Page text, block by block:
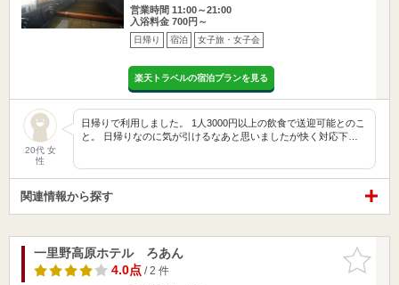
営業時間 11:00～21:00
入浴料金 700円～
日帰り 宿泊 女子旅・女子会
楽天トラベルの宿泊プランを見る
20代 女
性
日帰りで利用しました。 1人3000円以上の飲食で送迎可能とのこ
と。 日帰りなのに気が引けるなあと思いましたが快く対応下…
関連情報から探す
お気に入
りに追加
一里野高原ホテル ろあん
4.0点/ 2 件